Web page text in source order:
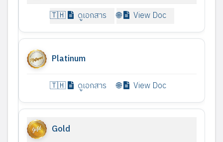
ดูเอกสาร View Doc
Platinum
ดูเอกสาร View Doc
Gold